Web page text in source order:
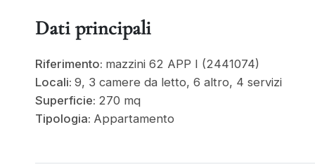
Dati principali
Riferimento: mazzini 62 APP I (2441074)
Locali: 9, 3 camere da letto, 6 altro, 4 servizi
Superficie: 270 mq
Tipologia: Appartamento